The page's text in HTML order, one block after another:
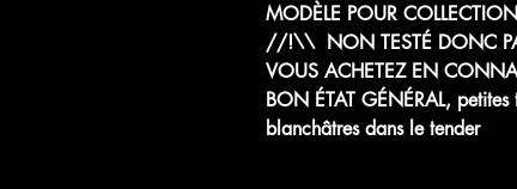
MODÈLE POUR
//!\\ NON TESTÉ DONC
VOUS ACHETEZ EN
BON ÉTAT GÉNÉRAL,
blanchâtres dans le tender